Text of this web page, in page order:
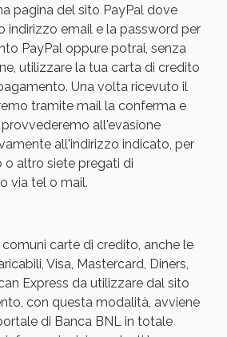
pagina del sito PayPal dove
indirizzo email e la password per
PayPal oppure potrai, senza
utilizzare la tua carta di credito
Una volta ricevuto il
tramite mail la conferma e
all'evasione
all'indirizzo indicato, per
o altro siete pregati di
via tel o mail.
carte di credito, anche le
Visa, Mastercard, Diners,
Express da utilizzare dal sito
con questa modalità, avviene
di Banca BNL in totale
Sconto fino al 55% valido